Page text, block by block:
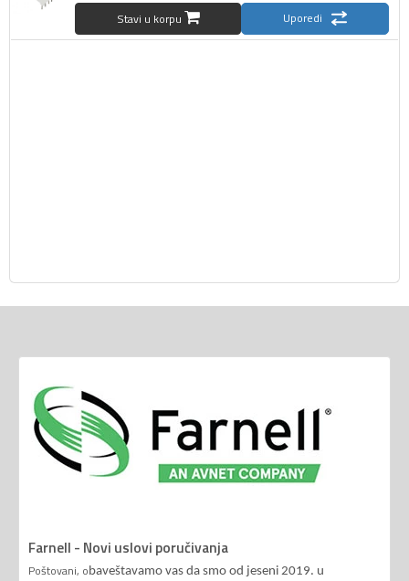
Stavi u korpu Uporedi
Farnell - Novi uslovi poručivanja
Poštovani, obaveštavamo vas da smo od jeseni 2019. u